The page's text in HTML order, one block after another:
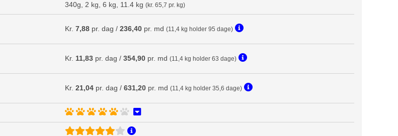
340g, 2 kg, 6 kg, 11.4 kg (kr. 65,7 pr. kg)
Kr. 7,88 pr. dag / 236,40 pr. md (11,4 kg holder 95 dage)
Kr. 11,83 pr. dag / 354,90 pr. md (11,4 kg holder 63 dage)
Kr. 21,04 pr. dag / 631,20 pr. md (11,4 kg holder 35,6 dage)